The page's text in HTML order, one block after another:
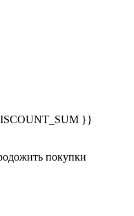
}}
покупки